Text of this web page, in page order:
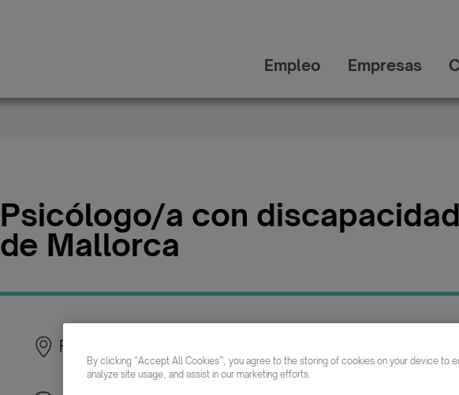
Empleo Empresas
Psicólogo/a con
de Mallorca
Palma de Mallorca
By clicking “Accept All Cookies”, you agree to the storing of cookies on your device to
analyze site usage, and assist in our marketing efforts.